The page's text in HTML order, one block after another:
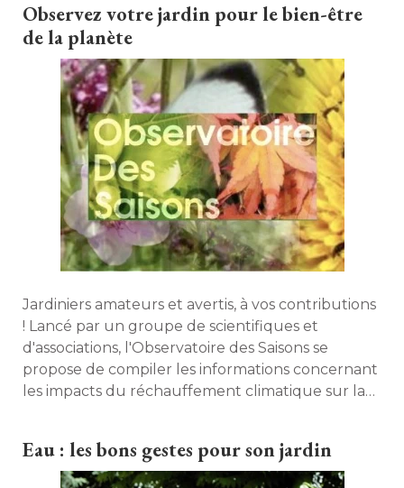
Observez votre jardin pour le bien-être
de la planète
Jardiniers amateurs et avertis, à vos contributions
! Lancé par un groupe de scientifiques et
d'associations, l'Observatoire des Saisons se
propose de compiler les informations concernant
les impacts du réchauffement climatique sur la
participer au travail des chercheurs.
Eau : les bons gestes pour son jardin